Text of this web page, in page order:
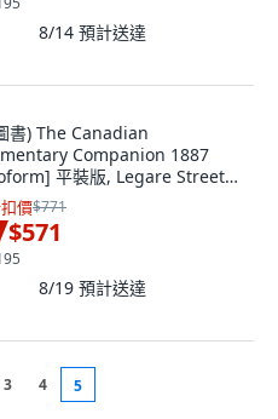
8/14 預計送達
書) The Canadian
Companion 1887
平裝版, Legare Street
英文
價$771
$571
8/19 預計送達
3 4 5